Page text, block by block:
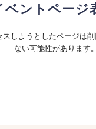
ベントページ
スしようとしたページは
ない可能性があります